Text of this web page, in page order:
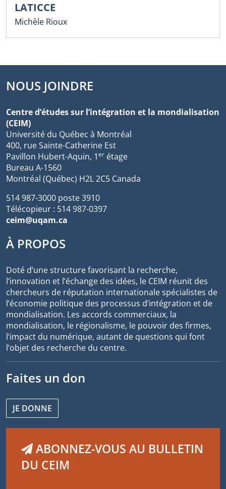
LATICCE
Michèle Rioux
NOUS JOINDRE
Centre d’études sur l’intégration et la mondialisation
(CEIM)
Université du Québec à Montréal
400, rue Sainte-Catherine Est
Pavillon Hubert-Aquin, 1er étage
Bureau A-1560
Montréal (Québec) H2L 2C5 Canada
514 987-3000 poste 3910
Télécopieur : 514 987-0397
ceim@uqam.ca
À PROPOS
Doté d’une structure favorisant la recherche,
l’innovation et l’échange des idées, le CEIM réunit des
chercheurs de réputation internationale spécialistes de
l’économie politique des processus d’intégration et de
mondialisation. Les accords commerciaux, la
mondialisation, le régionalisme, le pouvoir des firmes,
l’impact du numérique, autant de questions qui font
l’objet des recherche du centre.
Faites un don
JE DONNE
ABONNEZ-VOUS AU BULLETIN
DU CEIM